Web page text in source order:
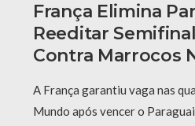
França Elimina
Reeditar
Contra Marrocos
A França garantiu vaga nas
Mundo após vencer o